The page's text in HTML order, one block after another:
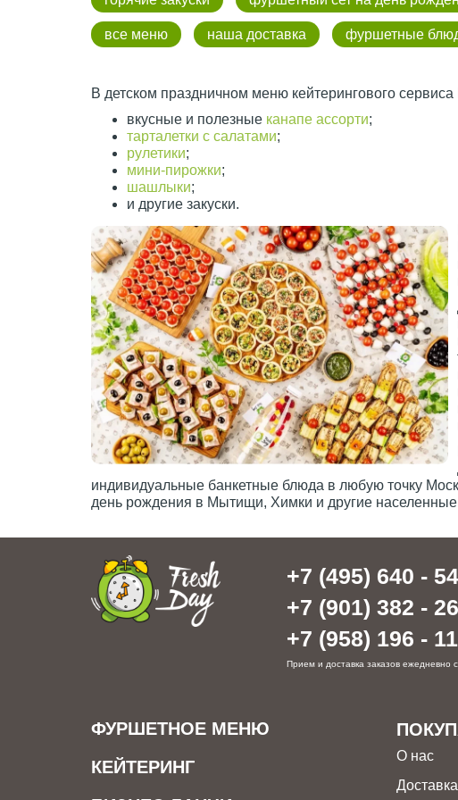
все меню наша доставка фуршетные
В детском праздничном меню кейтерингового сервиса
вкусные и полезные канапе ассорти;
тарталетки с салатами;
рулетики;
мини-пирожки;
шашлыки;
и другие закуски.
индивидуальные банкетные блюда в любую точку
день рождения в Мытищи, Химки и другие населенные
+7 (495) 640 -
+7 (901) 382 -
+7 (958) 196 -
Прием и доставка заказов ежедневно
ФУРШЕТНОЕ МЕНЮ
КЕЙТЕРИНГ
О нас
Доставка